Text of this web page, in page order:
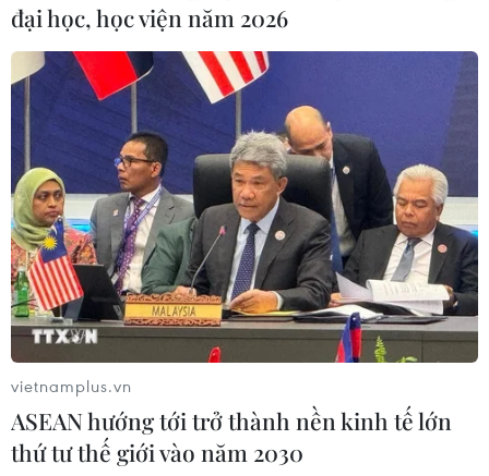
#Than nhiệt thấp
#Bộ Tư lệnh Vùng Cảnh sát biển 1
#Hóa đơn
#Bắt giữ TP. Hải Phòng
Theo dõi VietnamPlus
đại học, học viện năm 2026
vietnamplus.vn
ASEAN hướng tới trở thành nền kinh tế lớn
thứ tư thế giới vào năm 2030